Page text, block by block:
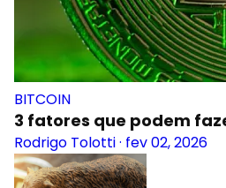
BITCOIN
3 fatores que podem
Rodrigo Tolotti· fev 02, 2026